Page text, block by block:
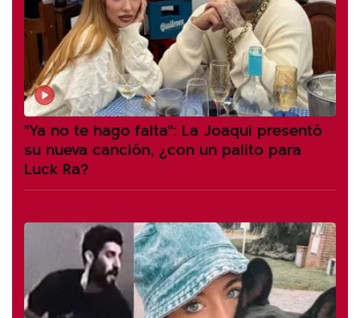
"Ya no te hago falta": La Joaqui presentó
su nueva canción, ¿con un palito para
Luck Ra?